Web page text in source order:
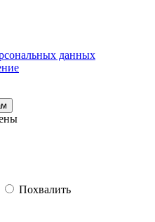
данных
Похвалить